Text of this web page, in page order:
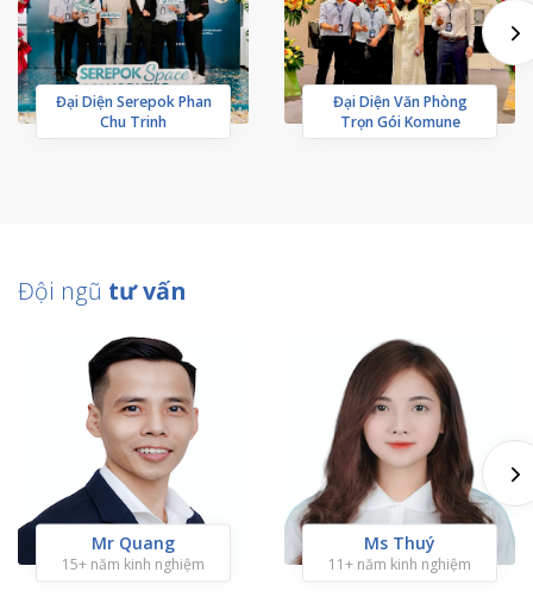
Đại Diện Serepok Phan
Chu Trinh
Đại Diện Văn Phòng
Trọn Gói Komune
Đội ngũ tư vấn
Mr Quang
15+ năm kinh nghiệm
Ms Thuý
11+ năm kinh nghiệm